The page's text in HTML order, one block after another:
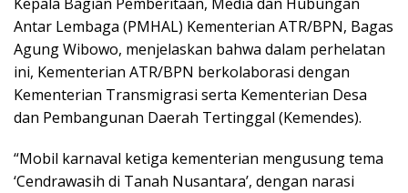
Antar Lembaga (PMHAL) Kementerian ATR/BPN, Bagas
Agung Wibowo, menjelaskan bahwa dalam perhelatan
ini, Kementerian ATR/BPN berkolaborasi dengan
Kementerian Transmigrasi serta Kementerian Desa
dan Pembangunan Daerah Tertinggal (Kemendes).
“Mobil karnaval ketiga kementerian mengusung tema
‘Cendrawasih di Tanah Nusantara’, dengan narasi